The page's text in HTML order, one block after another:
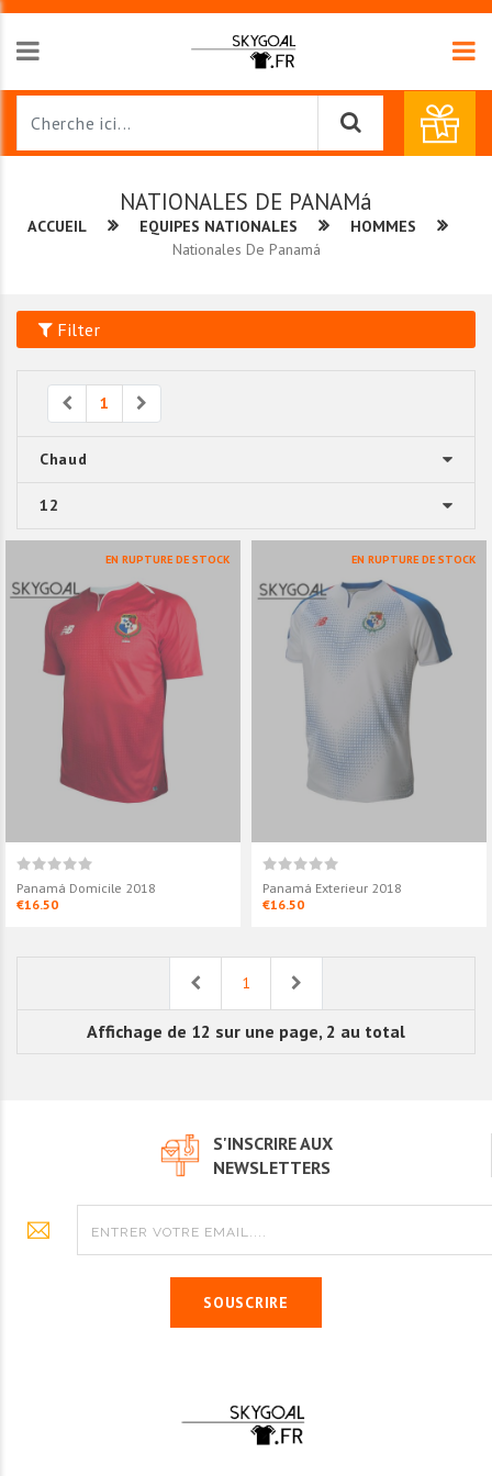
NATIONALES DE PANAMá
ACCUEIL EQUIPES NATIONALES
HOMMES
Nationales De Panamá
Filter
Previous
1
EN RUPTURE DE STOCK
Panamá Domicile 2018
€16.50
EN RUPTURE DE STOCK
Panamá Exterieur 2018
€16.50
Previous1
Affichage de 12 sur une page, 2 au total
S'INSCRIRE AUX
NEWSLETTERS
SOUSCRIRE